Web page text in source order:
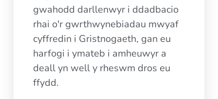
gwahodd darllenwyr i ddadbacio
rhai o'r gwrthwynebiadau mwyaf
cyffredin i Gristnogaeth, gan eu
harfogi i ymateb i amheuwyr a
deall yn well y rheswm dros eu
ffydd.